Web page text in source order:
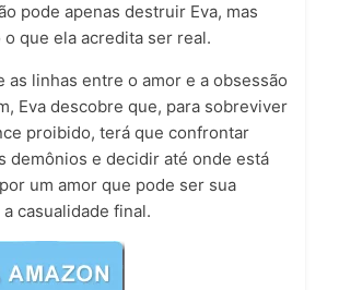
pode apenas destruir Eva, mas
que ela acredita ser real.
as linhas entre o amor e a obsessão
Eva descobre que, para sobreviver
proibido, terá que confrontar
demônios e decidir até onde está
um amor que pode ser sua
casualidade final.